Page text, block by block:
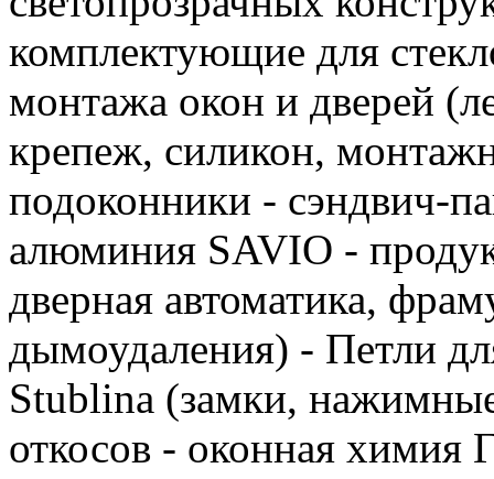
комплектующие для
монтажа окон и дверей
крепеж, силикон,
подоконники - сэндвич-
алюминия SAVIO -
дверная автоматика,
дымоудаления) - Петли
Stublina (замки,
откосов - оконная химия